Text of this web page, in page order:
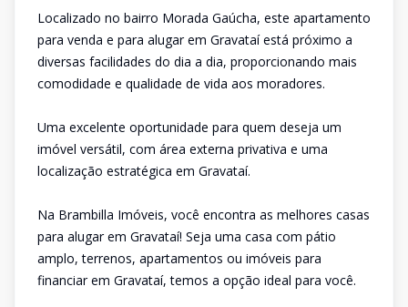
Localizado no bairro Morada Gaúcha, este apartamento
para venda e para alugar em Gravataí está próximo a
diversas facilidades do dia a dia, proporcionando mais
comodidade e qualidade de vida aos moradores.
Uma excelente oportunidade para quem deseja um
imóvel versátil, com área externa privativa e uma
localização estratégica em Gravataí.
Na Brambilla Imóveis, você encontra as melhores casas
para alugar em Gravataí! Seja uma casa com pátio
amplo, terrenos, apartamentos ou imóveis para
financiar em Gravataí, temos a opção ideal para você.